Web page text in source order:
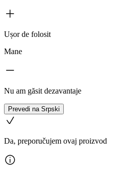
Ușor de folosit
Mane
Nu am găsit dezavantaje
Prevedi na Srpski
Da, preporučujem ovaj proizvod